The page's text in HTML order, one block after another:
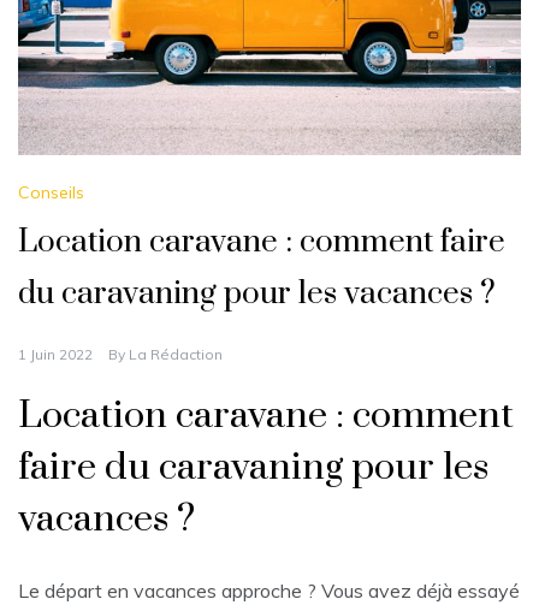
Conseils
Location caravane : comment faire
du caravaning pour les vacances ?
1 Juin 2022 By La Rédaction
Location caravane : comment
faire du caravaning pour les
vacances ?
Le départ en vacances approche ? Vous avez déjà essayé